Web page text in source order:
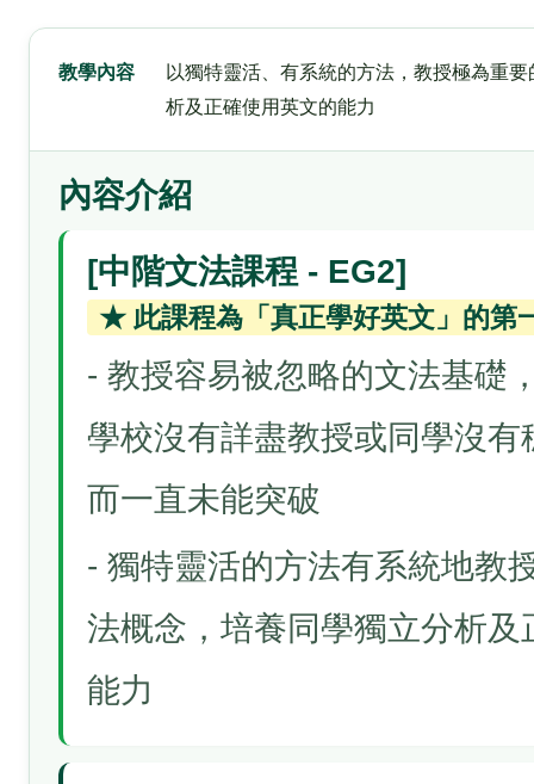
教學內容
以獨特靈活、有系統的方法，教授極為重
析及正確使用英文的能力
內容介紹
[中階文法課程 - EG2]
★ 此課程為「真正學好英文」的第
- 教授容易被忽略的文法基礎
學校沒有詳盡教授或同學沒有
而一直未能突破
- 獨特靈活的方法有系統地教
法概念，培養同學獨立分析及
能力